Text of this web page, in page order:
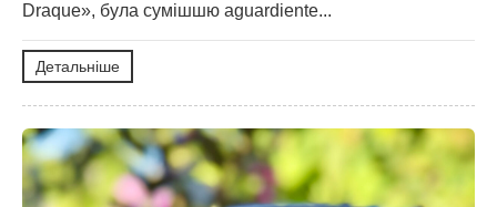
Draque», була сумішшю aguardiente...
Детальніше